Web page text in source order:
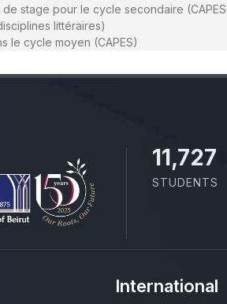
de stage pour le cycle secondaire
littéraires)
le cycle moyen (CAPES)
11,727
STUDENTS
International